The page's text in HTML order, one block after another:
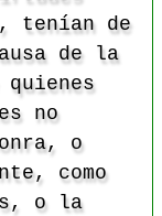
tenían de
de la
no
o
como
o la